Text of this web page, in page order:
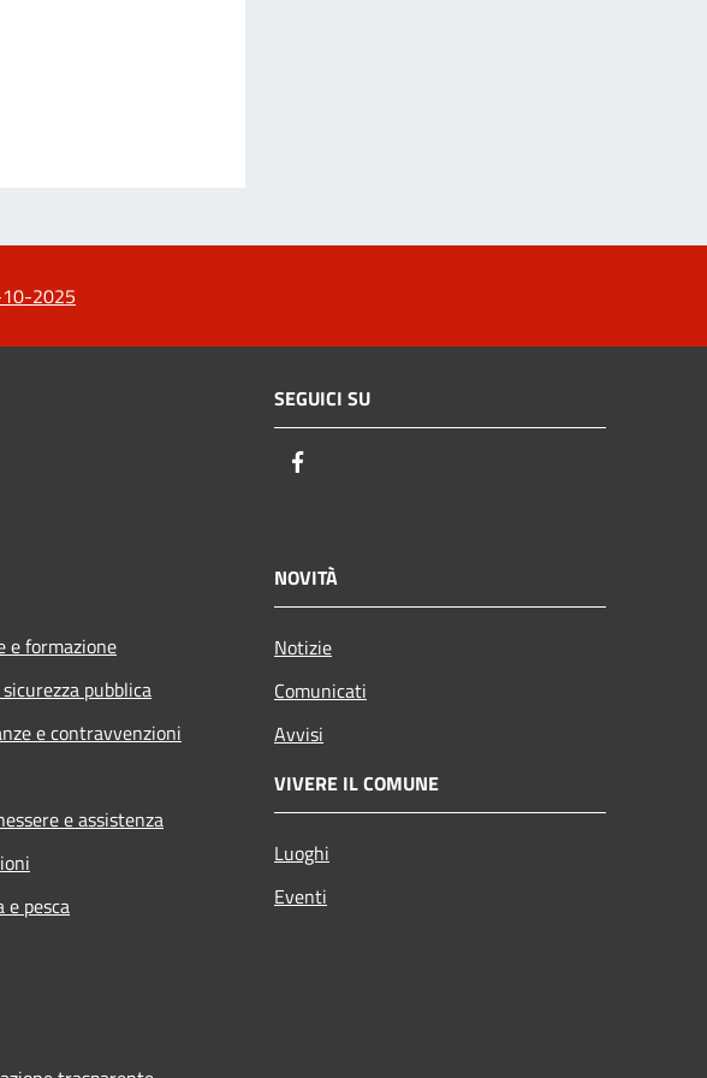
10-2025
SEGUICI SU
e formazione
pubblica
e contravvenzioni
e assistenza
pesca
NOVITÀ
Notizie
Comunicati
Avvisi
VIVERE IL COMUNE
Luoghi
Eventi